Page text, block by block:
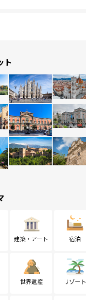
ト
建築・アート 宿泊
世界遺産 リゾート